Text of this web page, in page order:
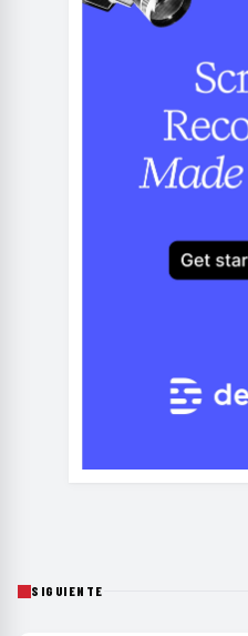
SIGUIENTE